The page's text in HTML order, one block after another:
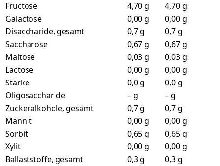
Fructose
4,70 g
4,70 g
Galactose
0,00 g
0,00 g
Disaccharide, gesamt
0,7 g
0,7 g
Saccharose
0,67 g
0,67 g
Maltose
0,03 g
0,03 g
Lactose
0,00 g
0,00 g
Stärke
0,0 g
0,0 g
Oligosaccharide
– g
– g
Zuckeralkohole, gesamt
0,7 g
0,7 g
Mannit
0,00 g
0,00 g
Sorbit
0,65 g
0,65 g
Xylit
0,00 g
0,00 g
Ballaststoffe, gesamt
0,3 g
0,3 g